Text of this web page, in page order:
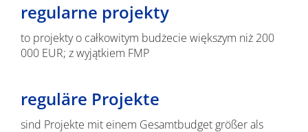
regularne projekty
to projekty o całkowitym budżecie większym niż 200
000 EUR; z wyjątkiem FMP
reguläre Projekte
sind Projekte mit einem Gesamtbudget größer als